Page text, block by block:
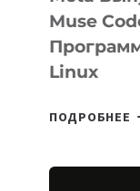
Muse
Linux
ПОДРОБНЕЕ